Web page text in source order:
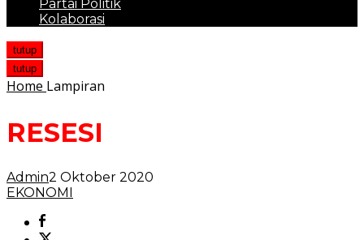
Partai Politik
Kolaborasi
tutup
tutup
Home Lampiran
RESESI
Admin2 Oktober 2020
EKONOMI